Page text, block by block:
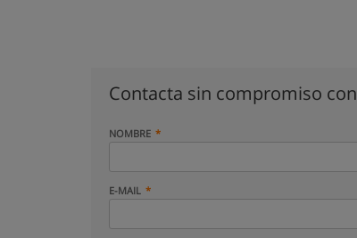
Contacta sin compromiso con
NOMBRE
E-MAIL